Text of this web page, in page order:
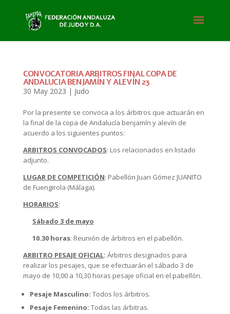
CONVOCATORIA ARBITROS FINAL COPA DE
ANDALUCIA BENJAMÍN Y ALEVÍN 23
30 May 2023 | Judo
Por la presente se convoca a los árbitros que actuarán en
la final de la copa de Andalucía benjamín y alevín de
acuerdo a los siguientes puntos:
ARBITROS CONVOCADOS: Los relacionados en listado
adjunto.
LUGAR DE COMPETICIÓN: Pabellón Juan Gómez JUANITO
de Fuengirola (Málaga).
HORARIOS:
Sábado 3 de mayo
10.30 horas: Reunión de árbitros en el pabellón.
ARBITRO PESAJE OFICIAL: Árbitros designados para
realizar los pesajes, que se efectuarán el sábado 3 de
mayo de 10,00 a 10,30 horas pesaje oficial en el pabellón.
Pesaje Masculino: Todos los árbitros.
Pesaje Femenino: Todas las árbitras.